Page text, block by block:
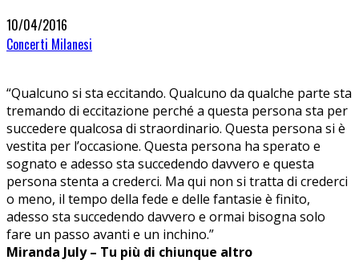
10/04/2016
Concerti Milanesi
“Qualcuno si sta eccitando. Qualcuno da qualche parte sta
tremando di eccitazione perché a questa persona sta per
succedere qualcosa di straordinario. Questa persona si è
vestita per l’occasione. Questa persona ha sperato e
sognato e adesso sta succedendo davvero e questa
persona stenta a crederci. Ma qui non si tratta di crederci
o meno, il tempo della fede e delle fantasie è finito,
adesso sta succedendo davvero e ormai bisogna solo
fare un passo avanti e un inchino.”
Miranda July – Tu più di chiunque altro